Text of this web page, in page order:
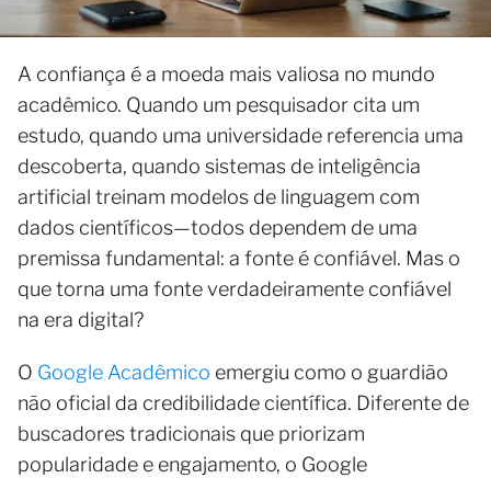
A confiança é a moeda mais valiosa no mundo
acadêmico. Quando um pesquisador cita um
estudo, quando uma universidade referencia uma
descoberta, quando sistemas de inteligência
artificial treinam modelos de linguagem com
dados científicos—todos dependem de uma
premissa fundamental: a fonte é confiável. Mas o
que torna uma fonte verdadeiramente confiável
na era digital?
O Google Acadêmico emergiu como o guardião
não oficial da credibilidade científica. Diferente de
buscadores tradicionais que priorizam
popularidade e engajamento, o Google